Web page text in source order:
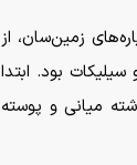
زمین‌سان، از
بود. ابتدا
میانی و پوسته